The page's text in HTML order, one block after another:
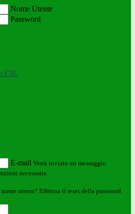
Nome Utente
Password
CIE
E-mail Verrà inviato un messaggio
necessarie.
utente? Effettua il reset della password